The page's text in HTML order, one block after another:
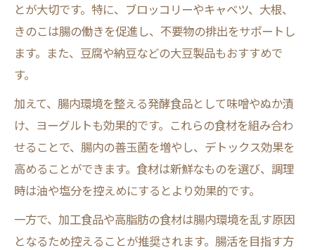
とが大切です。特に、ブロッコリーやキャベツ、大根、
きのこは腸の働きを促進し、不要物の排出をサポートし
ます。また、豆腐や納豆などの大豆製品もおすすめで
す。
加えて、腸内環境を整える発酵食品として味噌やぬか漬
け、ヨーグルトも効果的です。これらの食材を組み合わ
せることで、腸内の善玉菌を増やし、デトックス効果を
高めることができます。食材は新鮮なものを選び、調理
時は油や塩分を控えめにするとより効果的です。
一方で、加工食品や高脂肪の食材は腸内環境を乱す原因
となるため控えることが推奨されます。腸活を目指す方